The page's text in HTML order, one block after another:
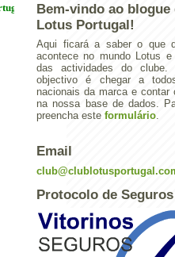
Bem-vindo ao blogue
Lotus Portugal!
Aqui ficará a saber o que
acontece no mundo Lotus
das actividades do clube.
objectivo é chegar a
nacionais da marca e contar
na nossa base de dados.
preencha este formulário.
Email
Protocolo de Seguros